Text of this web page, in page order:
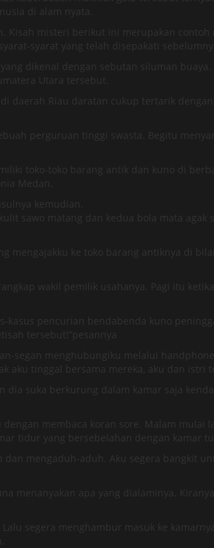
di alam nyata.
misteri berikut ini merupakan contoh
syarat yang telah disepakati
dikenal dengan sebutan siluman
Utara tersebut.
daerah Riau daratan cukup tertarik
perguruan tinggi swasta. Begitu
toko-toko barang antik dan kuno di
Medan.
kemudian.
sawo matang dan kedua bola mata
ke toko barang antiknya di
wakil pemilik usahanya. Pagi itu
kasus pencurian bendabenda kuno
tersebut!”pesannya
segan menghubungiku melalui
tinggal bersama mereka, aku dan istri
suka berkurung dalam kamar saja
membaca koran sore. Malam mulai
tidur yang bersebelahan dengan kamar
mengaduh-aduh. Aku segera bangkit
apa yang dialaminya.
segera menghambur masuk ke